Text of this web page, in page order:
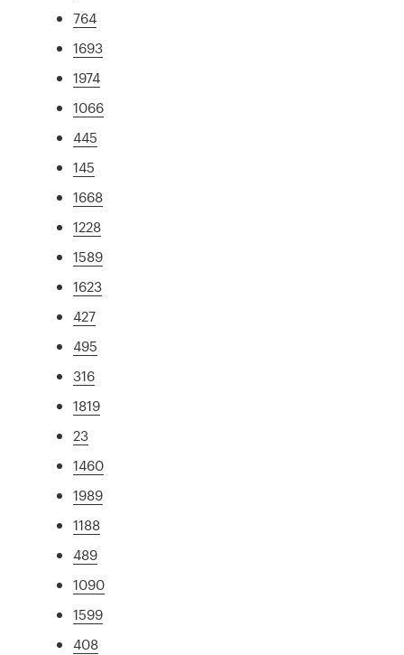
764
1693
1974
1066
445
145
1668
1228
1589
1623
427
495
316
1819
23
1460
1989
1188
489
1090
1599
408